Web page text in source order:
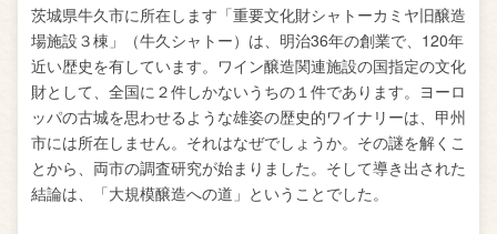
茨城県牛久市に所在します「重要文化財シャトーカミヤ旧醸造
場施設３棟」（牛久シャトー）は、明治36年の創業で、120年
近い歴史を有しています。ワイン醸造関連施設の国指定の文化
財として、全国に２件しかないうちの１件であります。ヨーロ
ッパの古城を思わせるような雄姿の歴史的ワイナリーは、甲州
市には所在しません。それはなぜでしょうか。その謎を解くこ
とから、両市の調査研究が始まりました。そして導き出された
結論は、「大規模醸造への道」ということでした。